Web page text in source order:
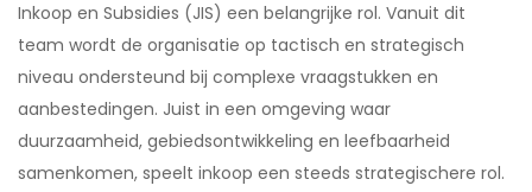
Inkoop en Subsidies (JIS) een belangrijke rol. Vanuit dit
team wordt de organisatie op tactisch en strategisch
niveau ondersteund bij complexe vraagstukken en
aanbestedingen. Juist in een omgeving waar
duurzaamheid, gebiedsontwikkeling en leefbaarheid
samenkomen, speelt inkoop een steeds strategischere rol.